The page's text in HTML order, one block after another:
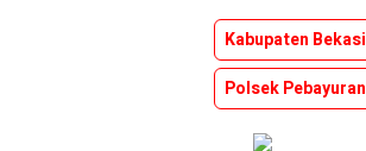
Kabupaten Bekasi
Polsek Pebayuran